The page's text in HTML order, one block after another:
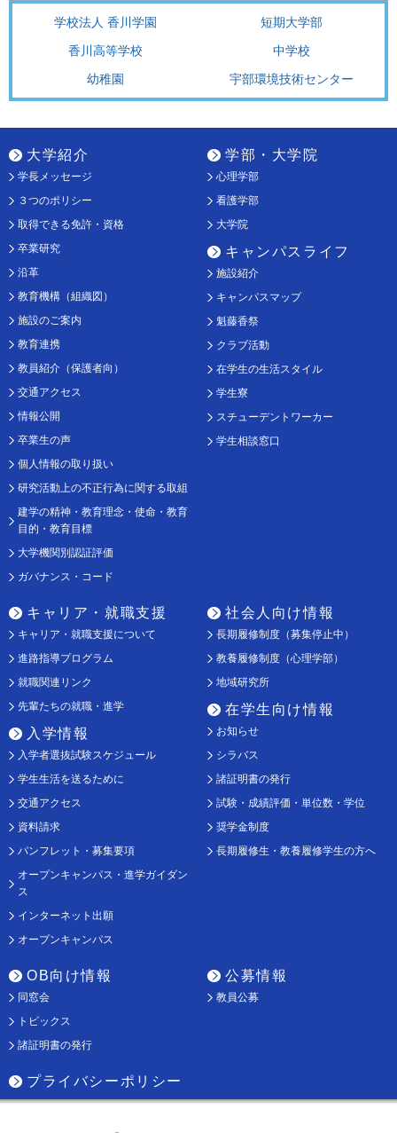
学校法人 香川学園
短期大学部
香川高等学校
中学校
幼稚園
宇部環境技術センター
大学紹介
学長メッセージ
３つのポリシー
取得できる免許・資格
卒業研究
沿革
教育機構（組織図）
施設のご案内
教育連携
教員紹介（保護者向）
交通アクセス
情報公開
卒業生の声
個人情報の取り扱い
研究活動上の不正行為に関する取組
建学の精神・教育理念・使命・教育
目的・教育目標
大学機関別認証評価
ガバナンス・コード
学部・大学院
心理学部
看護学部
大学院
キャンパスライフ
施設紹介
キャンパスマップ
魁藤香祭
クラブ活動
在学生の生活スタイル
学生寮
スチューデントワーカー
学生相談窓口
キャリア・就職支援
キャリア・就職支援について
進路指導プログラム
就職関連リンク
先輩たちの就職・進学
入学情報
入学者選抜試験スケジュール
学生生活を送るために
交通アクセス
資料請求
パンフレット・募集要項
オープンキャンパス・進学ガイダン
ス
インターネット出願
オープンキャンパス
社会人向け情報
長期履修制度（募集停止中）
教養履修制度（心理学部）
地域研究所
在学生向け情報
お知らせ
シラバス
諸証明書の発行
試験・成績評価・単位数・学位
奨学金制度
長期履修生・教養履修学生の方へ
OB向け情報
同窓会
トピックス
諸証明書の発行
公募情報
教員公募
プライバシーポリシー